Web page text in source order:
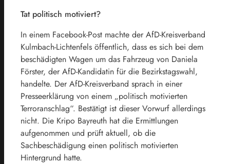
Tat politisch motiviert?
In einem Facebook-Post machte der AfD-Kreisverband
Kulmbach-Lichtenfels öffentlich, dass es sich bei dem
beschädigten Wagen um das Fahrzeug von Daniela
Förster, der AfD-Kandidatin für die Bezirkstagswahl,
handelte. Der AfD-Kreisverband sprach in einer
Presseerklärung von einem „politisch motivierten
Terroranschlag“. Bestätigt ist dieser Vorwurf allerdings
nicht. Die Kripo Bayreuth hat die Ermittlungen
aufgenommen und prüft aktuell, ob die
Sachbeschädigung einen politisch motivierten
Hintergrund hatte.